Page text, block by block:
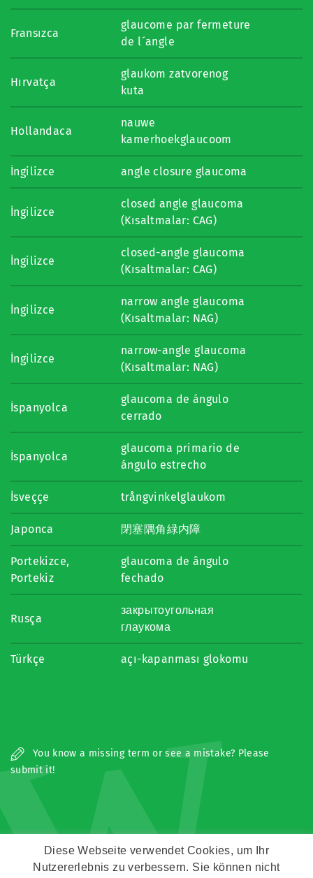
Fransızca
glaucome par fermeture
de l´angle
Hırvatça
glaukom zatvorenog
kuta
Hollandaca
nauwe
kamerhoekglaucoom
İngilizce angle closure glaucoma
İngilizce
closed angle glaucoma
(Kısaltmalar: CAG)
İngilizce
closed-angle glaucoma
(Kısaltmalar: CAG)
İngilizce
narrow angle glaucoma
(Kısaltmalar: NAG)
İngilizce
narrow-angle glaucoma
(Kısaltmalar: NAG)
İspanyolca
glaucoma de ángulo
cerrado
İspanyolca
glaucoma primario de
ángulo estrecho
İsveççe trångvinkelglaukom
Japonca 閉塞隅角緑内障
Portekizce,
Portekiz
glaucoma de ângulo
fechado
Rusça
закрытоугольная
глаукома
Türkçe açı-kapanması glokomu
You know a missing term or see a mistake? Please
submit it!
Diese Webseite verwendet Cookies, um Ihr
Nutzererlebnis zu verbessern. Sie können nicht